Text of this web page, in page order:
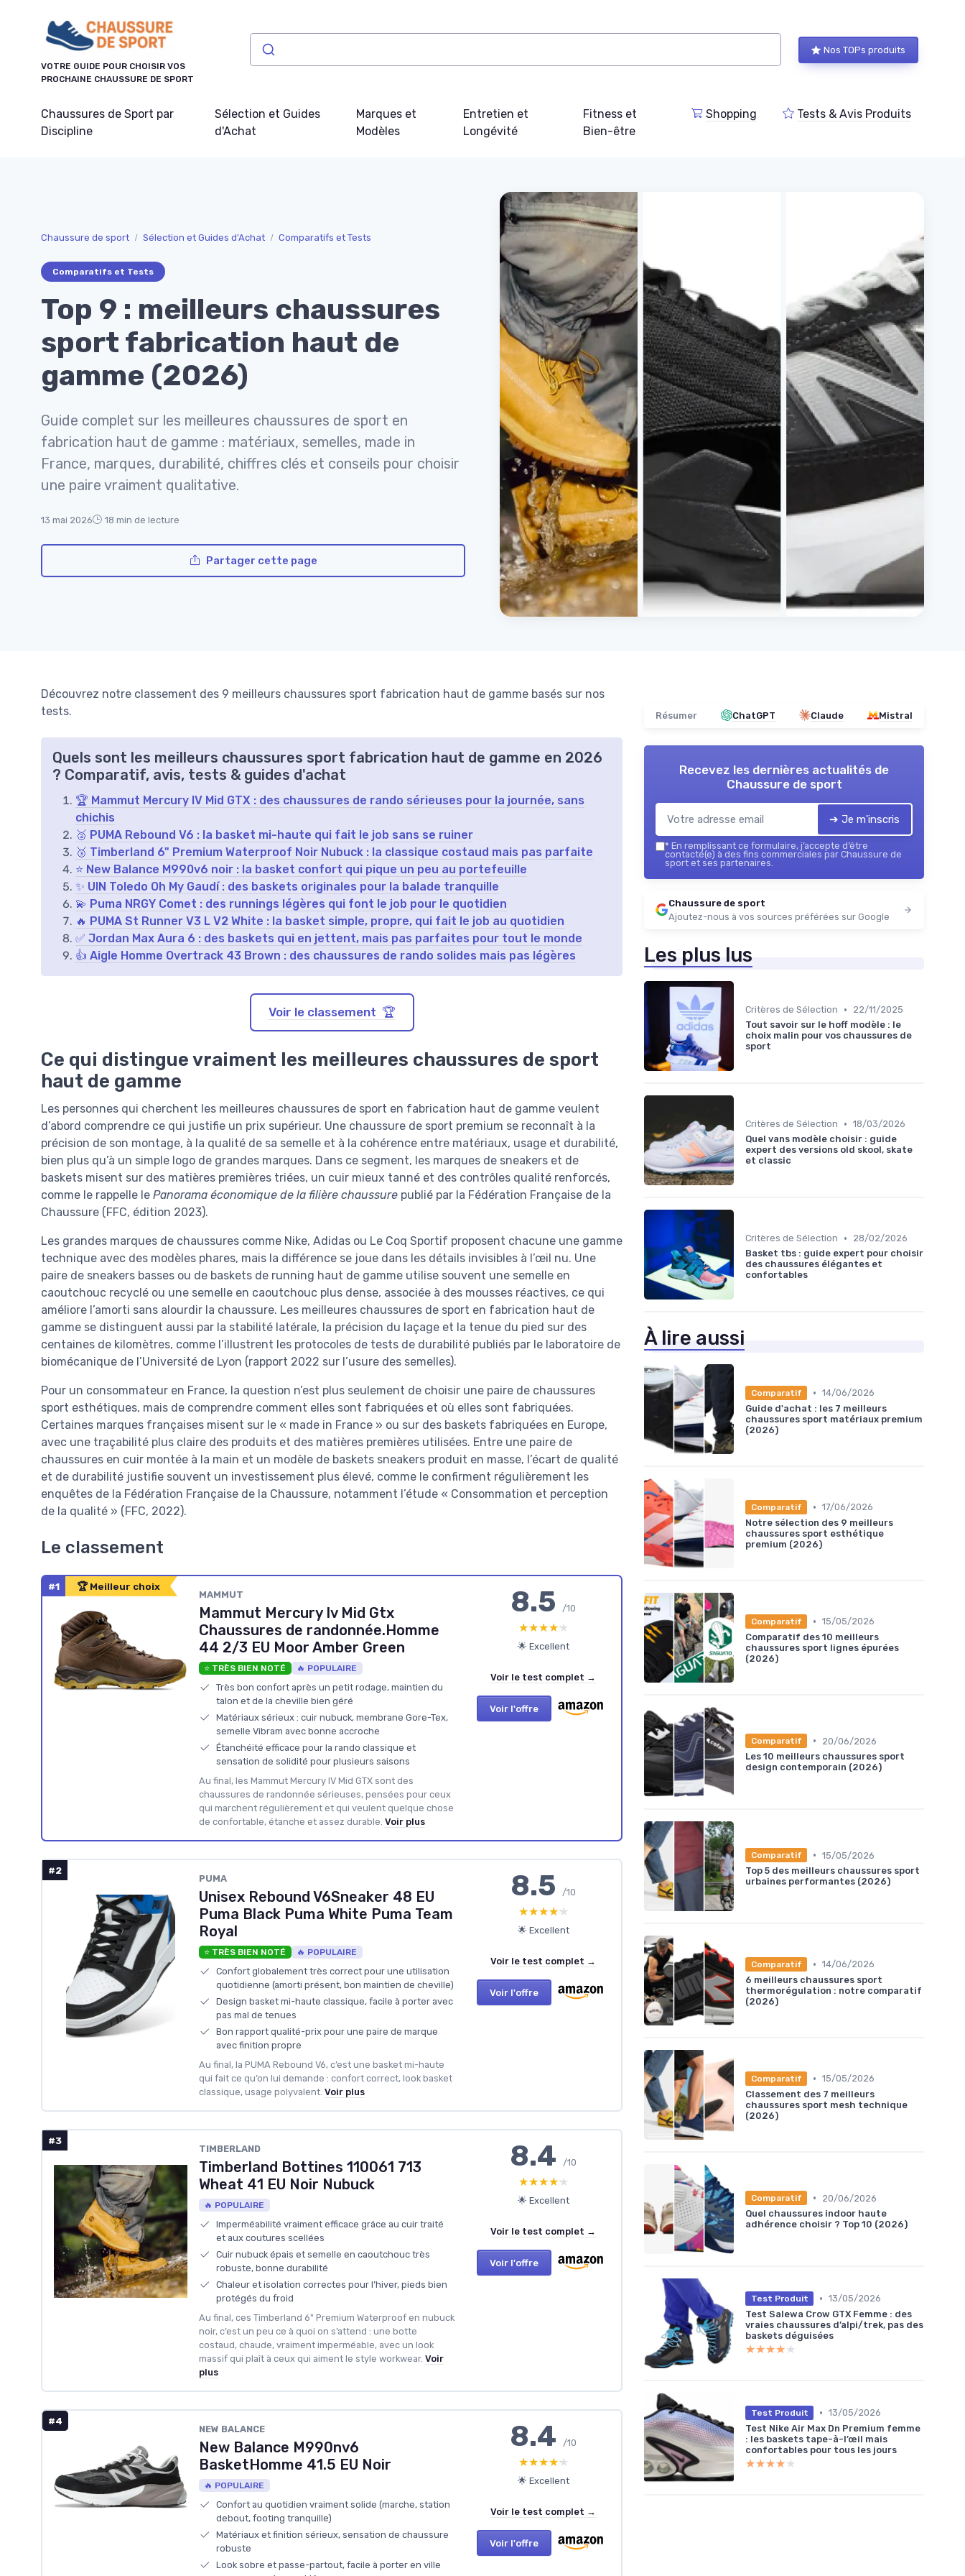
VOTRE GUIDE POUR CHOISIR VOS
PROCHAINE CHAUSSURE DE SPORT
Nos TOPs produits
Chaussures de Sport par
Discipline
Sélection et Guides
d'Achat
Marques et
Modèles
Entretien et
Longévité
Fitness et
Bien-être
Shopping Tests & Avis Produits
Chaussure de sport Sélection et Guides d'Achat Comparatifs et Tests
Comparatifs et Tests
Top 9 : meilleurs chaussures
sport fabrication haut de
gamme (2026)
Guide complet sur les meilleures chaussures de sport en
fabrication haut de gamme : matériaux, semelles, made in
France, marques, durabilité, chiffres clés et conseils pour choisir
une paire vraiment qualitative.
13 mai 2026 18 min de lecture
Partager cette page
Découvrez notre classement des 9 meilleurs chaussures sport fabrication haut de gamme basés sur nos
tests.
Quels sont les meilleurs chaussures sport fabrication haut de gamme en 2026
? Comparatif, avis, tests & guides d'achat
🏆 Mammut Mercury IV Mid GTX : des chaussures de rando sérieuses pour la journée, sans
chichis
🥈 PUMA Rebound V6 : la basket mi-haute qui fait le job sans se ruiner
🥉 Timberland 6" Premium Waterproof Noir Nubuck : la classique costaud mais pas parfaite
⭐ New Balance M990v6 noir : la basket confort qui pique un peu au portefeuille
✨ UIN Toledo Oh My Gaudí : des baskets originales pour la balade tranquille
💫 Puma NRGY Comet : des runnings légères qui font le job pour le quotidien
🔥 PUMA St Runner V3 L V2 White : la basket simple, propre, qui fait le job au quotidien
✅ Jordan Max Aura 6 : des baskets qui en jettent, mais pas parfaites pour tout le monde
👍 Aigle Homme Overtrack 43 Brown : des chaussures de rando solides mais pas légères
Voir le classement 🏆
Ce qui distingue vraiment les meilleures chaussures de sport
haut de gamme
Les personnes qui cherchent les meilleures chaussures de sport en fabrication haut de gamme veulent
d’abord comprendre ce qui justifie un prix supérieur. Une chaussure de sport premium se reconnaît à la
précision de son montage, à la qualité de sa semelle et à la cohérence entre matériaux, usage et durabilité,
bien plus qu’à un simple logo de grandes marques. Dans ce segment, les marques de sneakers et de
baskets misent sur des matières premières triées, un cuir mieux tanné et des contrôles qualité renforcés,
comme le rappelle le Panorama économique de la filière chaussure publié par la Fédération Française de la
Chaussure (FFC, édition 2023).
Les grandes marques de chaussures comme Nike, Adidas ou Le Coq Sportif proposent chacune une gamme
technique avec des modèles phares, mais la différence se joue dans les détails invisibles à l’œil nu. Une
paire de sneakers basses ou de baskets de running haut de gamme utilise souvent une semelle en
caoutchouc recyclé ou une semelle en caoutchouc plus dense, associée à des mousses réactives, ce qui
améliore l’amorti sans alourdir la chaussure. Les meilleures chaussures de sport en fabrication haut de
gamme se distinguent aussi par la stabilité latérale, la précision du laçage et la tenue du pied sur des
centaines de kilomètres, comme l’illustrent les protocoles de tests de durabilité publiés par le laboratoire de
biomécanique de l’Université de Lyon (rapport 2022 sur l’usure des semelles).
Pour un consommateur en France, la question n’est plus seulement de choisir une paire de chaussures
sport esthétiques, mais de comprendre comment elles sont fabriquées et où elles sont fabriquées.
Certaines marques françaises misent sur le « made in France » ou sur des baskets fabriquées en Europe,
avec une traçabilité plus claire des produits et des matières premières utilisées. Entre une paire de
chaussures en cuir montée à la main et un modèle de baskets sneakers produit en masse, l’écart de qualité
et de durabilité justifie souvent un investissement plus élevé, comme le confirment régulièrement les
enquêtes de la Fédération Française de la Chaussure, notamment l’étude « Consommation et perception
de la qualité » (FFC, 2022).
Le classement
#1 🏆 Meilleur choix
MAMMUT
Mammut Mercury Iv Mid Gtx
Chaussures de randonnée.Homme
44 2/3 EU Moor Amber Green
⭐ TRÈS BIEN NOTÉ 🔥 POPULAIRE
Très bon confort après un petit rodage, maintien du
talon et de la cheville bien géré
Matériaux sérieux : cuir nubuck, membrane Gore-Tex,
semelle Vibram avec bonne accroche
Étanchéité efficace pour la rando classique et
sensation de solidité pour plusieurs saisons
Au final, les Mammut Mercury IV Mid GTX sont des
chaussures de randonnée sérieuses, pensées pour ceux
qui marchent régulièrement et qui veulent quelque chose
de confortable, étanche et assez durable. Voir plus
8.5/10
★★★★★
★★★★★
🌟 Excellent
Voir le test complet →
Voir l'offre
#2
PUMA
Unisex Rebound V6Sneaker 48 EU
Puma Black Puma White Puma Team
Royal
⭐ TRÈS BIEN NOTÉ 🔥 POPULAIRE
Confort globalement très correct pour une utilisation
quotidienne (amorti présent, bon maintien de cheville)
Design basket mi-haute classique, facile à porter avec
pas mal de tenues
Bon rapport qualité-prix pour une paire de marque
avec finition propre
Au final, la PUMA Rebound V6, c’est une basket mi-haute
qui fait ce qu’on lui demande : confort correct, look basket
classique, usage polyvalent. Voir plus
8.5/10
★★★★★
★★★★★
🌟 Excellent
Voir le test complet →
Voir l'offre
#3
TIMBERLAND
Timberland Bottines 110061 713
Wheat 41 EU Noir Nubuck
🔥 POPULAIRE
Imperméabilité vraiment efficace grâce au cuir traité
et aux coutures scellées
Cuir nubuck épais et semelle en caoutchouc très
robuste, bonne durabilité
Chaleur et isolation correctes pour l’hiver, pieds bien
protégés du froid
Au final, ces Timberland 6" Premium Waterproof en nubuck
noir, c’est un peu ce à quoi on s’attend : une botte
costaud, chaude, vraiment imperméable, avec un look
massif qui plaît à ceux qui aiment le style workwear. Voir
plus
8.4/10
★★★★★
★★★★★
🌟 Excellent
Voir le test complet →
Voir l'offre
#4
NEW BALANCE
New Balance M990nv6
BasketHomme 41.5 EU Noir
🔥 POPULAIRE
Confort au quotidien vraiment solide (marche, station
debout, footing tranquille)
Matériaux et finition sérieux, sensation de chaussure
robuste
Look sobre et passe-partout, facile à porter en ville
8.4/10
★★★★★
★★★★★
🌟 Excellent
Voir le test complet →
Voir l'offre
Résumer ChatGPT Claude Mistral
Recevez les dernières actualités de
Chaussure de sport
➔ Je m'inscris
* En remplissant ce formulaire, j’accepte d’être
contacté(e) à des fins commerciales par Chaussure de
sport et ses partenaires.
Chaussure de sport
Ajoutez-nous à vos sources préférées sur Google
Les plus lus
Critères de Sélection •
22/11/2025
Tout savoir sur le hoff modèle : le
choix malin pour vos chaussures de
sport
Critères de Sélection • 18/03/2026
Quel vans modèle choisir : guide
expert des versions old skool, skate
et classic
Critères de Sélection •
28/02/2026
Basket tbs : guide expert pour choisir
des chaussures élégantes et
confortables
À lire aussi
Comparatif • 14/06/2026
Guide d'achat : les 7 meilleurs
chaussures sport matériaux premium
(2026)
Comparatif • 17/06/2026
Notre sélection des 9 meilleurs
chaussures sport esthétique
premium (2026)
Comparatif • 15/05/2026
Comparatif des 10 meilleurs
chaussures sport lignes épurées
(2026)
Comparatif •
20/06/2026
Les 10 meilleurs chaussures sport
design contemporain (2026)
Comparatif • 15/05/2026
Top 5 des meilleurs chaussures sport
urbaines performantes (2026)
Comparatif • 14/06/2026
6 meilleurs chaussures sport
thermorégulation : notre comparatif
(2026)
Comparatif • 15/05/2026
Classement des 7 meilleurs
chaussures sport mesh technique
(2026)
Comparatif •
20/06/2026
Quel chaussures indoor haute
adhérence choisir ? Top 10 (2026)
Test Produit • 13/05/2026
Test Salewa Crow GTX Femme : des
vraies chaussures d’alpi/trek, pas des
baskets déguisées
★★★★★
★★★★★
Test Produit • 13/05/2026
Test Nike Air Max Dn Premium femme
: les baskets tape-à-l’œil mais
confortables pour tous les jours
★★★★★
★★★★★